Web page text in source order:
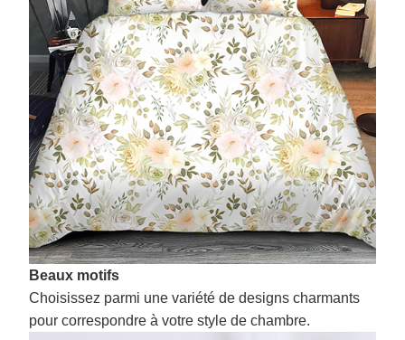
Beaux motifs
Choisissez parmi une variété de designs charmants
pour correspondre à votre style de chambre.